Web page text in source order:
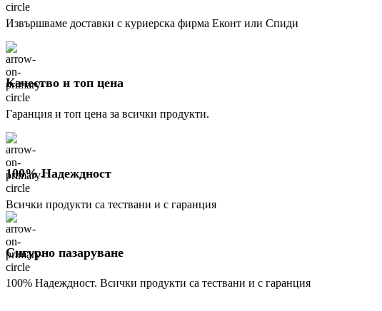
Извършваме доставки с куриерска фирма Еконт или Спиди
Качество и топ цена
Гаранция и топ цена за всички продукти.
100% Надеждност
Всички продукти са тествани и с гаранция
Сигурно пазаруване
100% Надеждност. Всички продукти са тествани и с гаранция